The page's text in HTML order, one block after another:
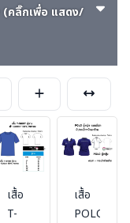
(คลิ๊กเพื่อ แสดง/
เสื้อ
T-
เสื้อ
POLO